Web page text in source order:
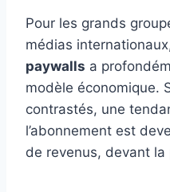
Pour les grands
médias
paywalls a
modèle économique.
contrastés, une
l’abonnement est
de revenus, devant la